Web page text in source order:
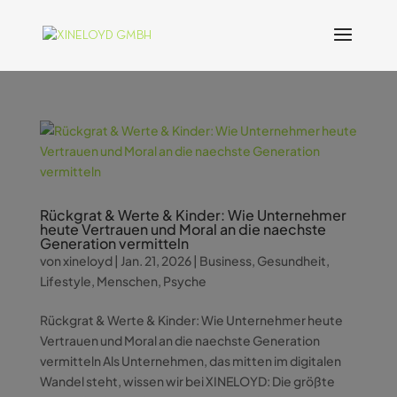
Rückgrat & Werte & Kinder: Wie Unternehmer
heute Vertrauen und Moral an die naechste
Generation vermitteln
vonxineloyd| Jan. 21, 2026| Business, Gesundheit,
Lifestyle, Menschen, Psyche
Rückgrat & Werte & Kinder: Wie Unternehmer heute
Vertrauen und Moral an die naechste Generation
vermitteln Als Unternehmen, das mitten im digitalen
Wandel steht, wissen wir bei XINELOYD: Die größte